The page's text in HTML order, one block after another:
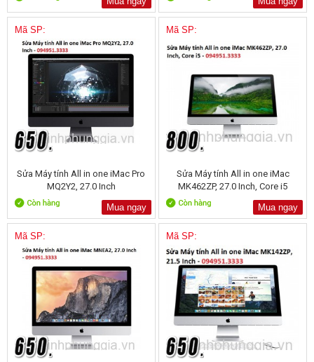
Mã SP:
Sửa Máy tính All in one iMac Pro
MQ2Y2, 27.0 Inch
Mua ngay
Mã SP:
Sửa Máy tính All in one iMac
MK462ZP, 27.0 Inch, Core i5
Mua ngay
Mã SP: Mã SP: